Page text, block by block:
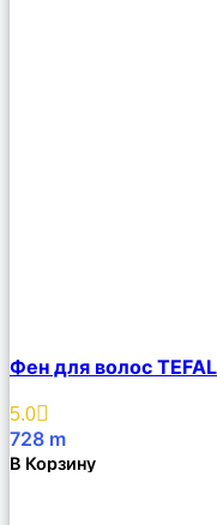
Описание
Избранное
Фен для волос
5.0
728 m
В Корзину